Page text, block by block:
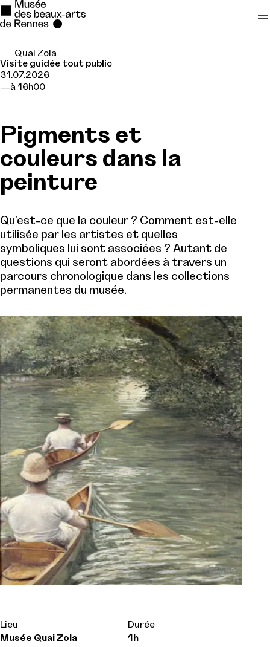
Se rendre au
Contenu principal
Quai Zola
Visite guidée tout public
31.07.2026
à 16h00
Pigments et
couleurs dans la
peinture
Qu'est-ce que la couleur ? Comment est-elle
utilisée par les artistes et quelles
symboliques lui sont associées ? Autant de
questions qui seront abordées à travers un
parcours chronologique dans les collections
permanentes du musée.
Lieu
Musée Quai Zola
Durée
1h